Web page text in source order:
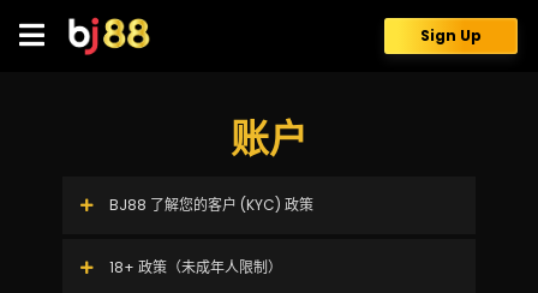
content
Sign Up
账户
BJ88 了解您的客户 (KYC) 政策
18+ 政策（未成年人限制）